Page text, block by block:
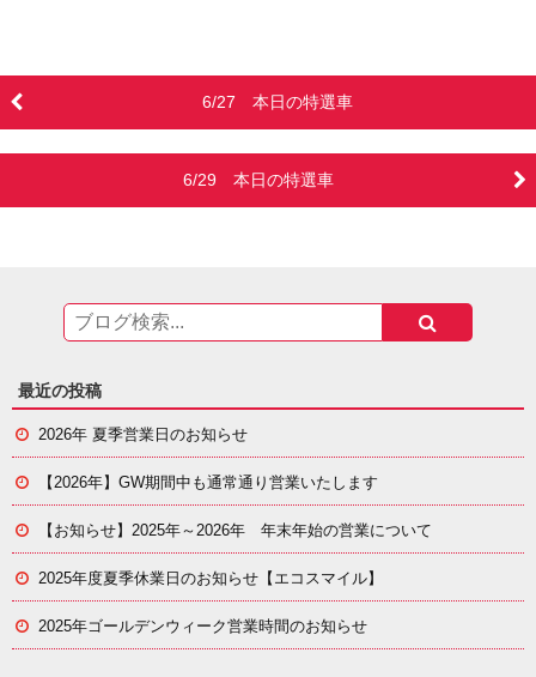
6/27 本日の特選車
6/29 本日の特選車
最近の投稿
2026年 夏季営業日のお知らせ
【2026年】GW期間中も通常通り営業いたします
【お知らせ】 2025年～2026年 年末年始の営業について
2025年度夏季休業日のお知らせ【エコスマイル】
2025年ゴールデンウィーク営業時間のお知らせ